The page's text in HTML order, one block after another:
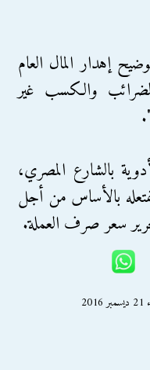
إهدار المال العام
والكسب غير
بالشارع المصري،
بالأساس من أجل
سعر صرف العملة.